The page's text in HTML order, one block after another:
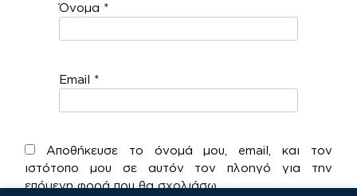
Όνομα *
Email *
Αποθήκευσε το όνομά μου, email, και τον
ιστότοπο μου σε αυτόν τον πλοηγό για την
επόμενη φορά που θα σχολιάσω.